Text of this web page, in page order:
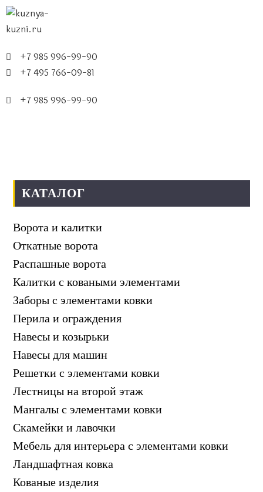
+7 985 996-99-90
+7 495 766-09-81
+7 985 996-99-90
КАТАЛОГ
Ворота и калитки
Откатные ворота
Распашные ворота
Калитки с коваными элементами
Заборы с элементами ковки
Перила и ограждения
Навесы и козырьки
Навесы для машин
Решетки с элементами ковки
Лестницы на второй этаж
Мангалы с элементами ковки
Скамейки и лавочки
Мебель для интерьера с элементами ковки
Ландшафтная ковка
Кованые изделия